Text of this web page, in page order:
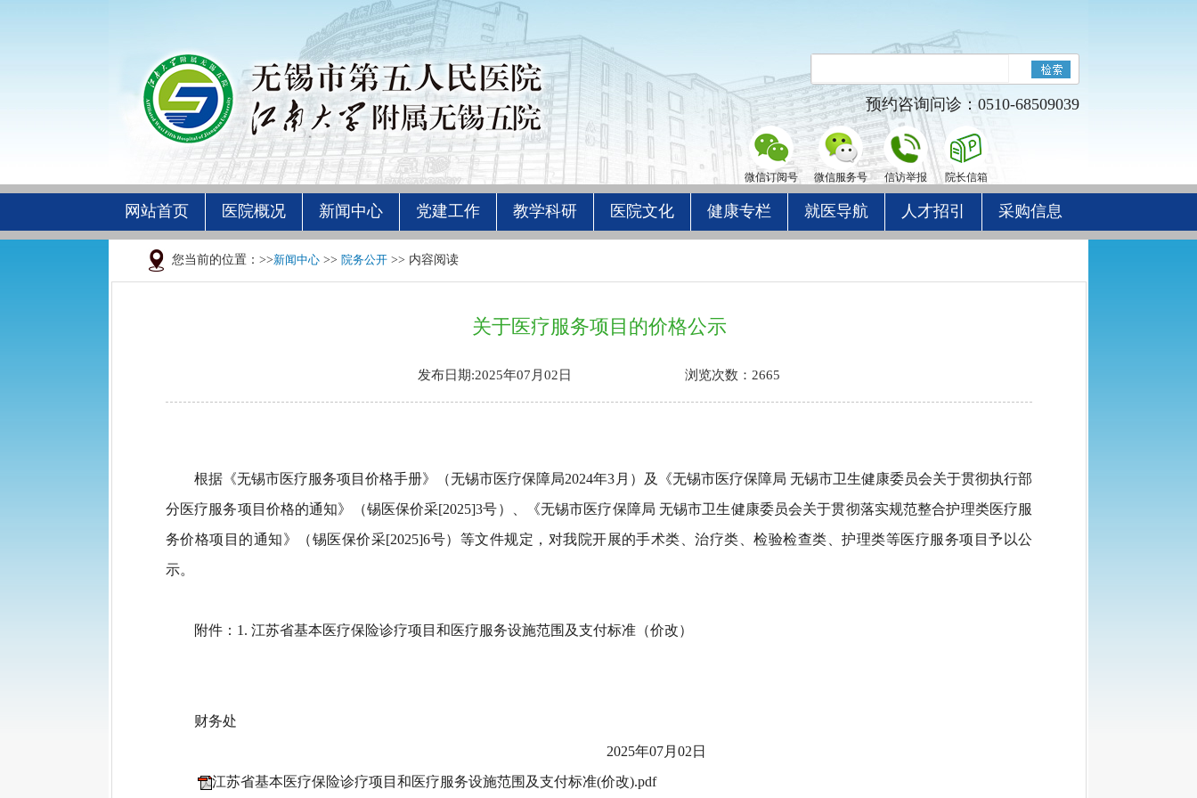
预约咨询问诊：0510-68509039
微信订阅号 微信服务号 信访举报 院长信箱
网站首页 医院概况 新闻中心 党建工作 教学科研 医院文化 健康专栏 就医导航 人才招引 采购信息
您当前的位置：>>新闻中心 >> 院务公开 >> 内容阅读
关于医疗服务项目的价格公示
发布日期:2025年07月02日 浏览次数： 2665
根据《无锡市医疗服务项目价格手册》（无锡市医疗保障局2024年3月）及《无锡市医疗保障局 无锡市卫生健康委员会关于贯彻执行部
分医疗服务项目价格的通知》（锡医保价采[2025]3号）、《无锡市医疗保障局 无锡市卫生健康委员会关于贯彻落实规范整合护理类医疗服
务价格项目的通知》（锡医保价采[2025]6号）等文件规定，对我院开展的手术类、治疗类、检验检查类、护理类等医疗服务项目予以公
示。
附件：1. 江苏省基本医疗保险诊疗项目和医疗服务设施范围及支付标准（价改）
财务处
2025年07月02日
江苏省基本医疗保险诊疗项目和医疗服务设施范围及支付标准(价改).pdf